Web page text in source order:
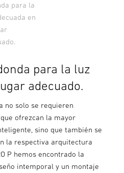
para la
en
para la luz
adecuado.
no solo se requieren
ofrezcan la mayor
sino que también se
la respectiva arquitectura
P hemos encontrado la
intemporal y un montaje